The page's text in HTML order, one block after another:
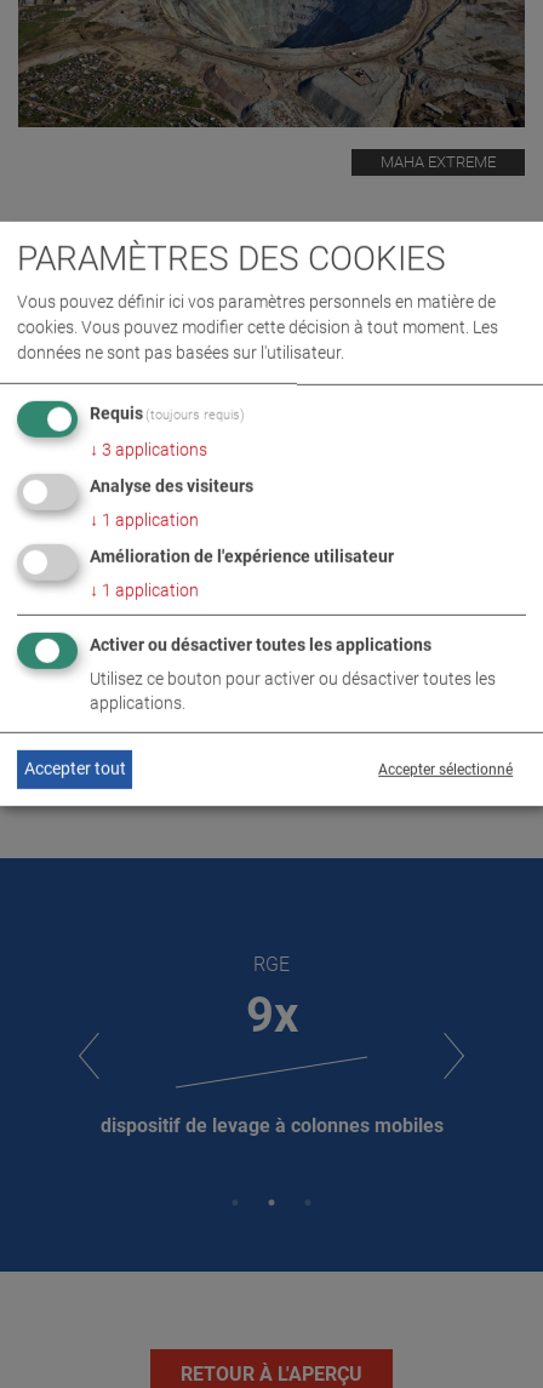
MAHA EXTREME
MAHA Russia a, entre 2013 et 2014, livré neuf dispositifs
élévateurs à colonnes mobiles de type RGE à ALROSA. Ces
appareils de grande qualité ont prouvé leur grande fiabilité,
même dans des conditions climatiques si extrêmes. Selon
le client, ces dispositifs élévateurs ont fait leurs preuves,
surtout en comparaison à des produits d’autres
fournisseurs.
RGE
9x
dispositif de levage à colonnes mobiles
RETOUR À L'APERÇU
PARAMÈTRES DES COOKIES
Vous pouvez définir ici vos paramètres personnels en matière de
cookies. Vous pouvez modifier cette décision à tout moment. Les
données ne sont pas basées sur l'utilisateur.
Requis (toujours requis)
↓ 3 applications
Analyse des visiteurs
↓ 1 application
Amélioration de l'expérience utilisateur
↓ 1 application
Activer ou désactiver toutes les applications
Utilisez ce bouton pour activer ou désactiver toutes les
applications.
Accepter sélectionné
Accepter tout